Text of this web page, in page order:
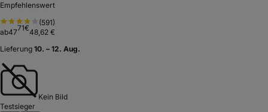
Empfehlenswert
(591)
ab4771€48,62 €
Lieferung 10. – 12. Aug.
Kein Bild
Testsieger